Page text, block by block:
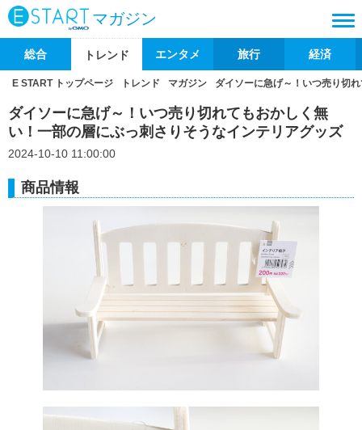
マガジン
総合 トレンド エンタメ 旅行 経済
E START トップページ トレンド マガジン ダイソーに急げ～！いつ売り切
ダイソーに急げ～！いつ売り切れてもおかしく無
い！一部の層にぶっ刺さりそうなインテリアグッズ
2024-10-10 11:00:00
商品情報